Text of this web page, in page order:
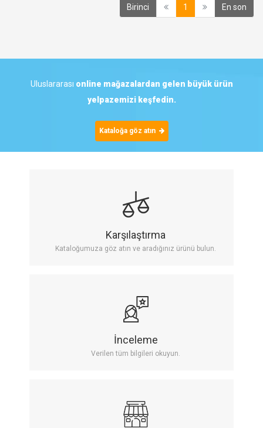
Birinci 1 (current) En son
Uluslararası online mağazalardan gelen büyükürün
yelpazemizi keşfedin.
Kataloğa göz atın
Karşılaştırma
Kataloğumuza göz atın ve aradığınız ürünü bulun.
İnceleme
Verilen tüm bilgileri okuyun.